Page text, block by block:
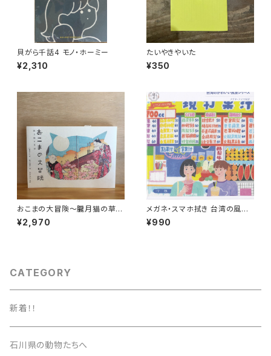
貝がら千話4 モノ・ホーミー
¥2,310
たいやきやいた
¥350
おこまの大冒険〜朧月猫の草
紙〜
¥2,970
メガネ・スマホ拭き 台湾の風景
（ジューススタンド）
¥990
CATEGORY
新着！！
石川県の動物たちへ